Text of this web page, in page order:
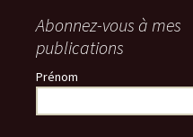
Abonnez-vous à mes
publications
Prénom